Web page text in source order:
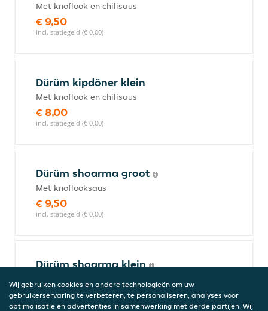
Met knoflook en chilisaus
€ 9,50
incl. statiegeld (€ 0,00)
Dürüm kipdöner klein
Met knoflook en chilisaus
€ 8,00
incl. statiegeld (€ 0,00)
Dürüm shoarma groot
Met knoflooksaus
€ 9,50
incl. statiegeld (€ 0,00)
Dürüm shoarma klein
€ 8,00
incl. statiegeld (€ 0,00)
Wij gebruiken cookies en andere technologieën om uw
gebruikerservaring te verbeteren, te personaliseren, analyses voor
optimalisatie en advertenties in samenwerking met derde partijen. Wij